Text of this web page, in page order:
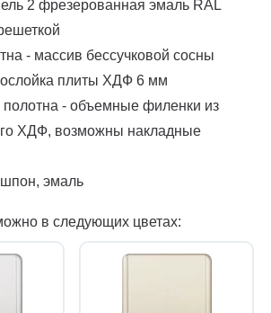
2 фрезерованная эмаль RAL
- массив бессучковой сосны
плиты ХДФ 6 мм
- объемные филенки из
ХДФ, возможны накладные
эмаль
в следующих цветах: